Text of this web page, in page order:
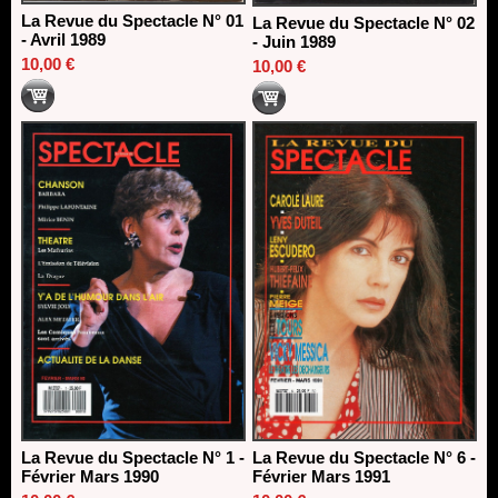
La Revue du Spectacle N° 01
- Avril 1989
10,00 €
La Revue du Spectacle N° 02
- Juin 1989
10,00 €
La Revue du Spectacle N° 1 -
Février Mars 1990
La Revue du Spectacle N° 6 -
Février Mars 1991